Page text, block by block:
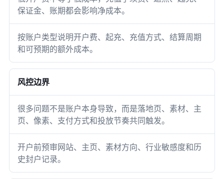
保证金、账期都会影响净成本。
按账户类型说明开户费、起充、充值方式、结算周期
和可预期的额外成本。
风控边界
很多问题不是账户本身导致，而是落地页、素材、主
页、像素、支付方式和投放节奏共同触发。
开户前预审网站、主页、素材方向、行业敏感度和历
史封户记录。